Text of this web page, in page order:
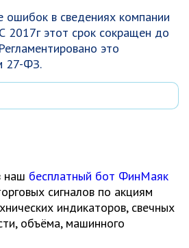
ошибок в сведениях компании
2017г этот срок сокращен до
это
27-ФЗ.
наш бесплатный бот ФинМаяк
сигналов по акциям
индикаторов, свечных
объёма, машинного